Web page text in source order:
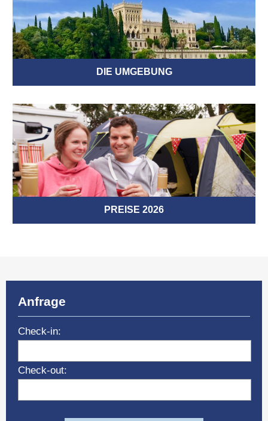
DIE UMGEBUNG
PREISE 2026
Anfrage
Check-in:
Check-out: